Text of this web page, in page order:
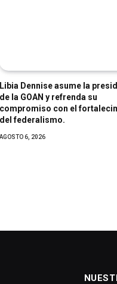
Libia Dennise asume la
de la GOAN y refrenda su
compromiso con el
del federalismo.
AGOSTO 6, 2026